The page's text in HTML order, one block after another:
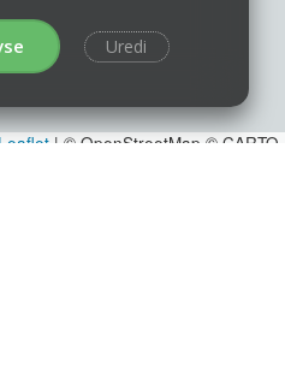
Leaflet | © OpenStreetMap © CARTO
Uredi